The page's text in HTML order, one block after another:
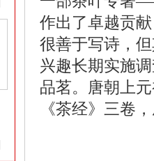
作出了卓越贡
很善于写诗，
兴趣长期实施
品茗。唐朝上
《茶经》三卷